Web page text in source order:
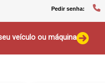
Pedir senha:
veículo ou máquina